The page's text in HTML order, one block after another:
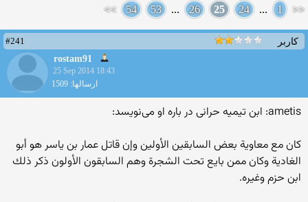
<<
1
...
24
25
26
...
53
54
>>
کاربر
#241
rostam91
25 Sep 2014 18:43
ارسالها: 1509
ametis: ابن تيميه حرانى در باره او مى‌نويسد:
كان مع معاوية بعض السابقين الأولين وإن قاتل عمار بن ياسر هو أبو
الغادية وكان ممن بايع تحت الشجرة وهم السابقون الأولون ذكر ذلك
ابن حزم وغيره.